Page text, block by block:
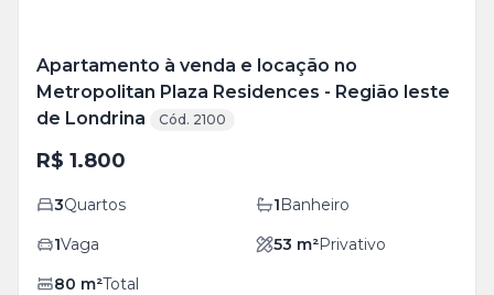
Apartamento à venda e locação no
Metropolitan Plaza Residences - Região leste
de Londrina
Cód. 2100
R$ 1.800
3Quartos 1Banheiro
1Vaga 53 m²Privativo
80 m²Total